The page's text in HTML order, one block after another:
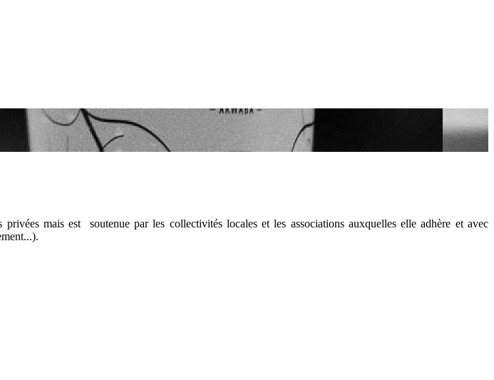
mais est soutenue par les collectivités locales et les associations auxquelles elle adhère et avec